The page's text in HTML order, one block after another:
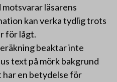
läsarens
kan verka tydlig trots
för lågt.
beaktar inte
text på mörk bakgrund
en betydelse för